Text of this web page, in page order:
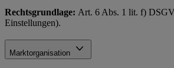
Rechtsgrundlage: Art. 6 Abs. 1 lit. f)
Einstellungen).
Marktorganisation